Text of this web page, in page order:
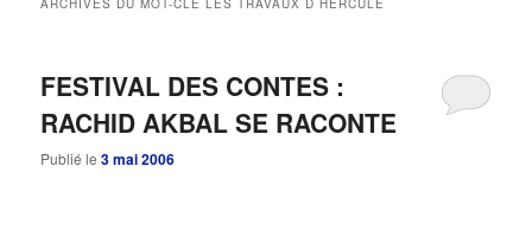
ARCHIVES DU MOT-CLÉLES TRAVAUX D HERCULE
FESTIVAL DES CONTES :
RACHID AKBAL SE RACONTE
Publié le3 mai 2006